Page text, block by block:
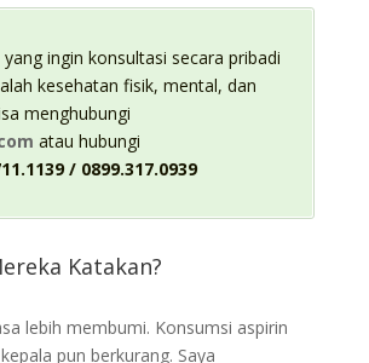
ingin konsultasi secara pribadi
kesehatan fisik, mental, dan
menghubungi
atau hubungi
/ 0899.317.0939
Katakan?
lebih membumi. Konsumsi aspirin
pun berkurang. Saya